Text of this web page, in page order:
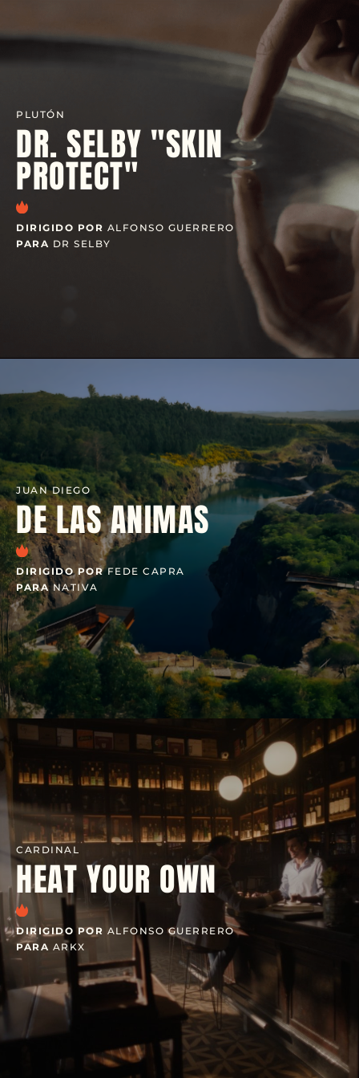
PLUTÓN
DR. SELBY "SKIN
PROTECT"
DIRIGIDO POR ALFONSO GUERRERO
PARA DR SELBY
JUAN DIEGO
DE LAS ANIMAS
DIRIGIDO PORFEDE CAPRA
PARANATIVA
CARDINAL
HEAT YOUR OWN
DIRIGIDO POR ALFONSO GUERRERO
PARA ARKX